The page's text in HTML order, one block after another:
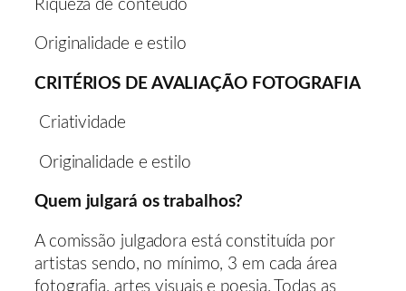
Riqueza de conteúdo
Originalidade e estilo
CRITÉRIOS DE AVALIAÇÃO FOTOGRAFIA
Criatividade
Originalidade e estilo
Quem julgará os trabalhos?
A comissão julgadora está constituída por
artistas sendo, no mínimo, 3 em cada área
fotografia, artes visuais e poesia. Todas as